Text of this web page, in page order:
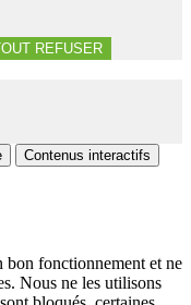
REFUSER
Contenus interactifs
bon fonctionnement et ne
Nous ne les utilisons